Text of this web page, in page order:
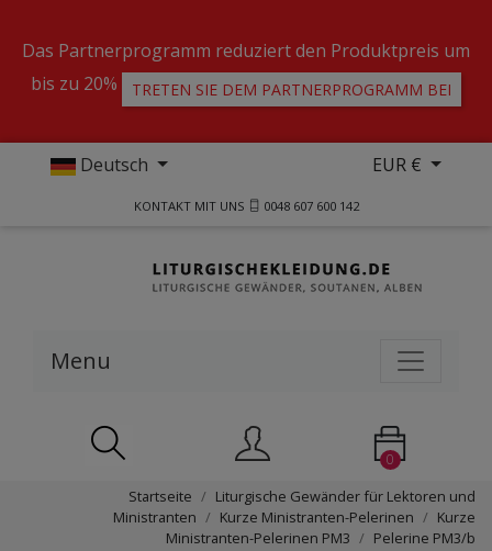
Das Partnerprogramm reduziert den Produktpreis um
bis zu 20%
TRETEN SIE DEM PARTNERPROGRAMM BEI
Deutsch EUR €
KONTAKT MIT UNS 0048 607 600 142
Menu
0
Startseite
Liturgische Gewänder für Lektoren und
Ministranten
Kurze Ministranten-Pelerinen
Kurze
Ministranten-Pelerinen PM3
Pelerine PM3/b